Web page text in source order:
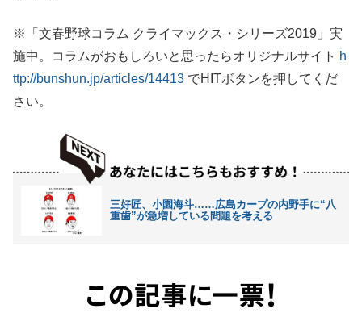
※「文春野球コラム クライマックス・シリーズ2019」実
施中。コラムがおもしろいと思ったらオリジナルサイト h
ttp://bunshun.jp/articles/14413 でHITボタンを押してくだ
さい。
三好匠、小園海斗……広島カープの内野手に“八
重歯”が急増している問題を考える